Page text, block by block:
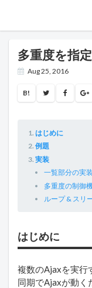
多重度を指
Aug 25, 2016
B!
はじめに
例題
実装
一覧部分の実装
多重度の制御
ループ & スリ
はじめに
複数のAjaxを実行
同期でAjaxが動く